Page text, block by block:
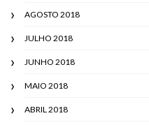
AGOSTO 2018
JULHO 2018
JUNHO 2018
MAIO 2018
ABRIL 2018